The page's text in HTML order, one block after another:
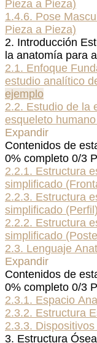
Pieza a Pieza)
1.4.6. Pose
Pieza a Pieza)
2. Introducción
la anatomía para
2.1. Enfoque
estudio analítico
ejemplo
2.2. Estudio de la
esqueleto
Expandir
Contenidos de
0% completo 0/3
2.2.1. Estructura
simplificado
2.2.3. Estructura
simplificado (Perfil)
2.2.2. Estructura
simplificado
2.3. Lenguaje
Expandir
Contenidos de
0% completo 0/3
2.3.1. Espacio
2.3.2. Estructura
2.3.3.
3. Estructura